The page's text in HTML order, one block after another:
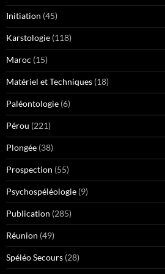
Initiation (45)
Karstologie (118)
Maroc (15)
Matériel et Techniques (18)
Paléontologie (6)
Pérou (221)
Plongée (38)
Prospection (55)
Psychospéléologie (9)
Publication (285)
Réunion (49)
Spéléo Secours (28)